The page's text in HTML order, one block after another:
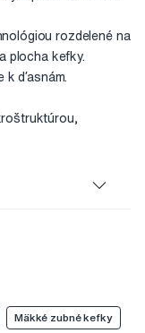
rozdelené na
plocha kefky.
k ďasnám.
Mäkké zubné kefky